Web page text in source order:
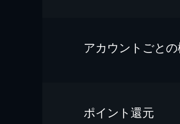
アカウントごと
ポイント還元